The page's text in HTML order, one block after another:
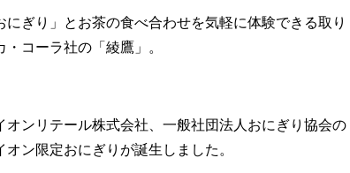
ぎり」とお茶の食べ合わせを気軽に体験できる取り
コーラ社の「綾鷹」。
ンリテール株式会社、一般社団法人おにぎり協会の
ン限定おにぎりが誕生しました。